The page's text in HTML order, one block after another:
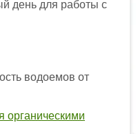
день для работы с
водоемов от
органическими